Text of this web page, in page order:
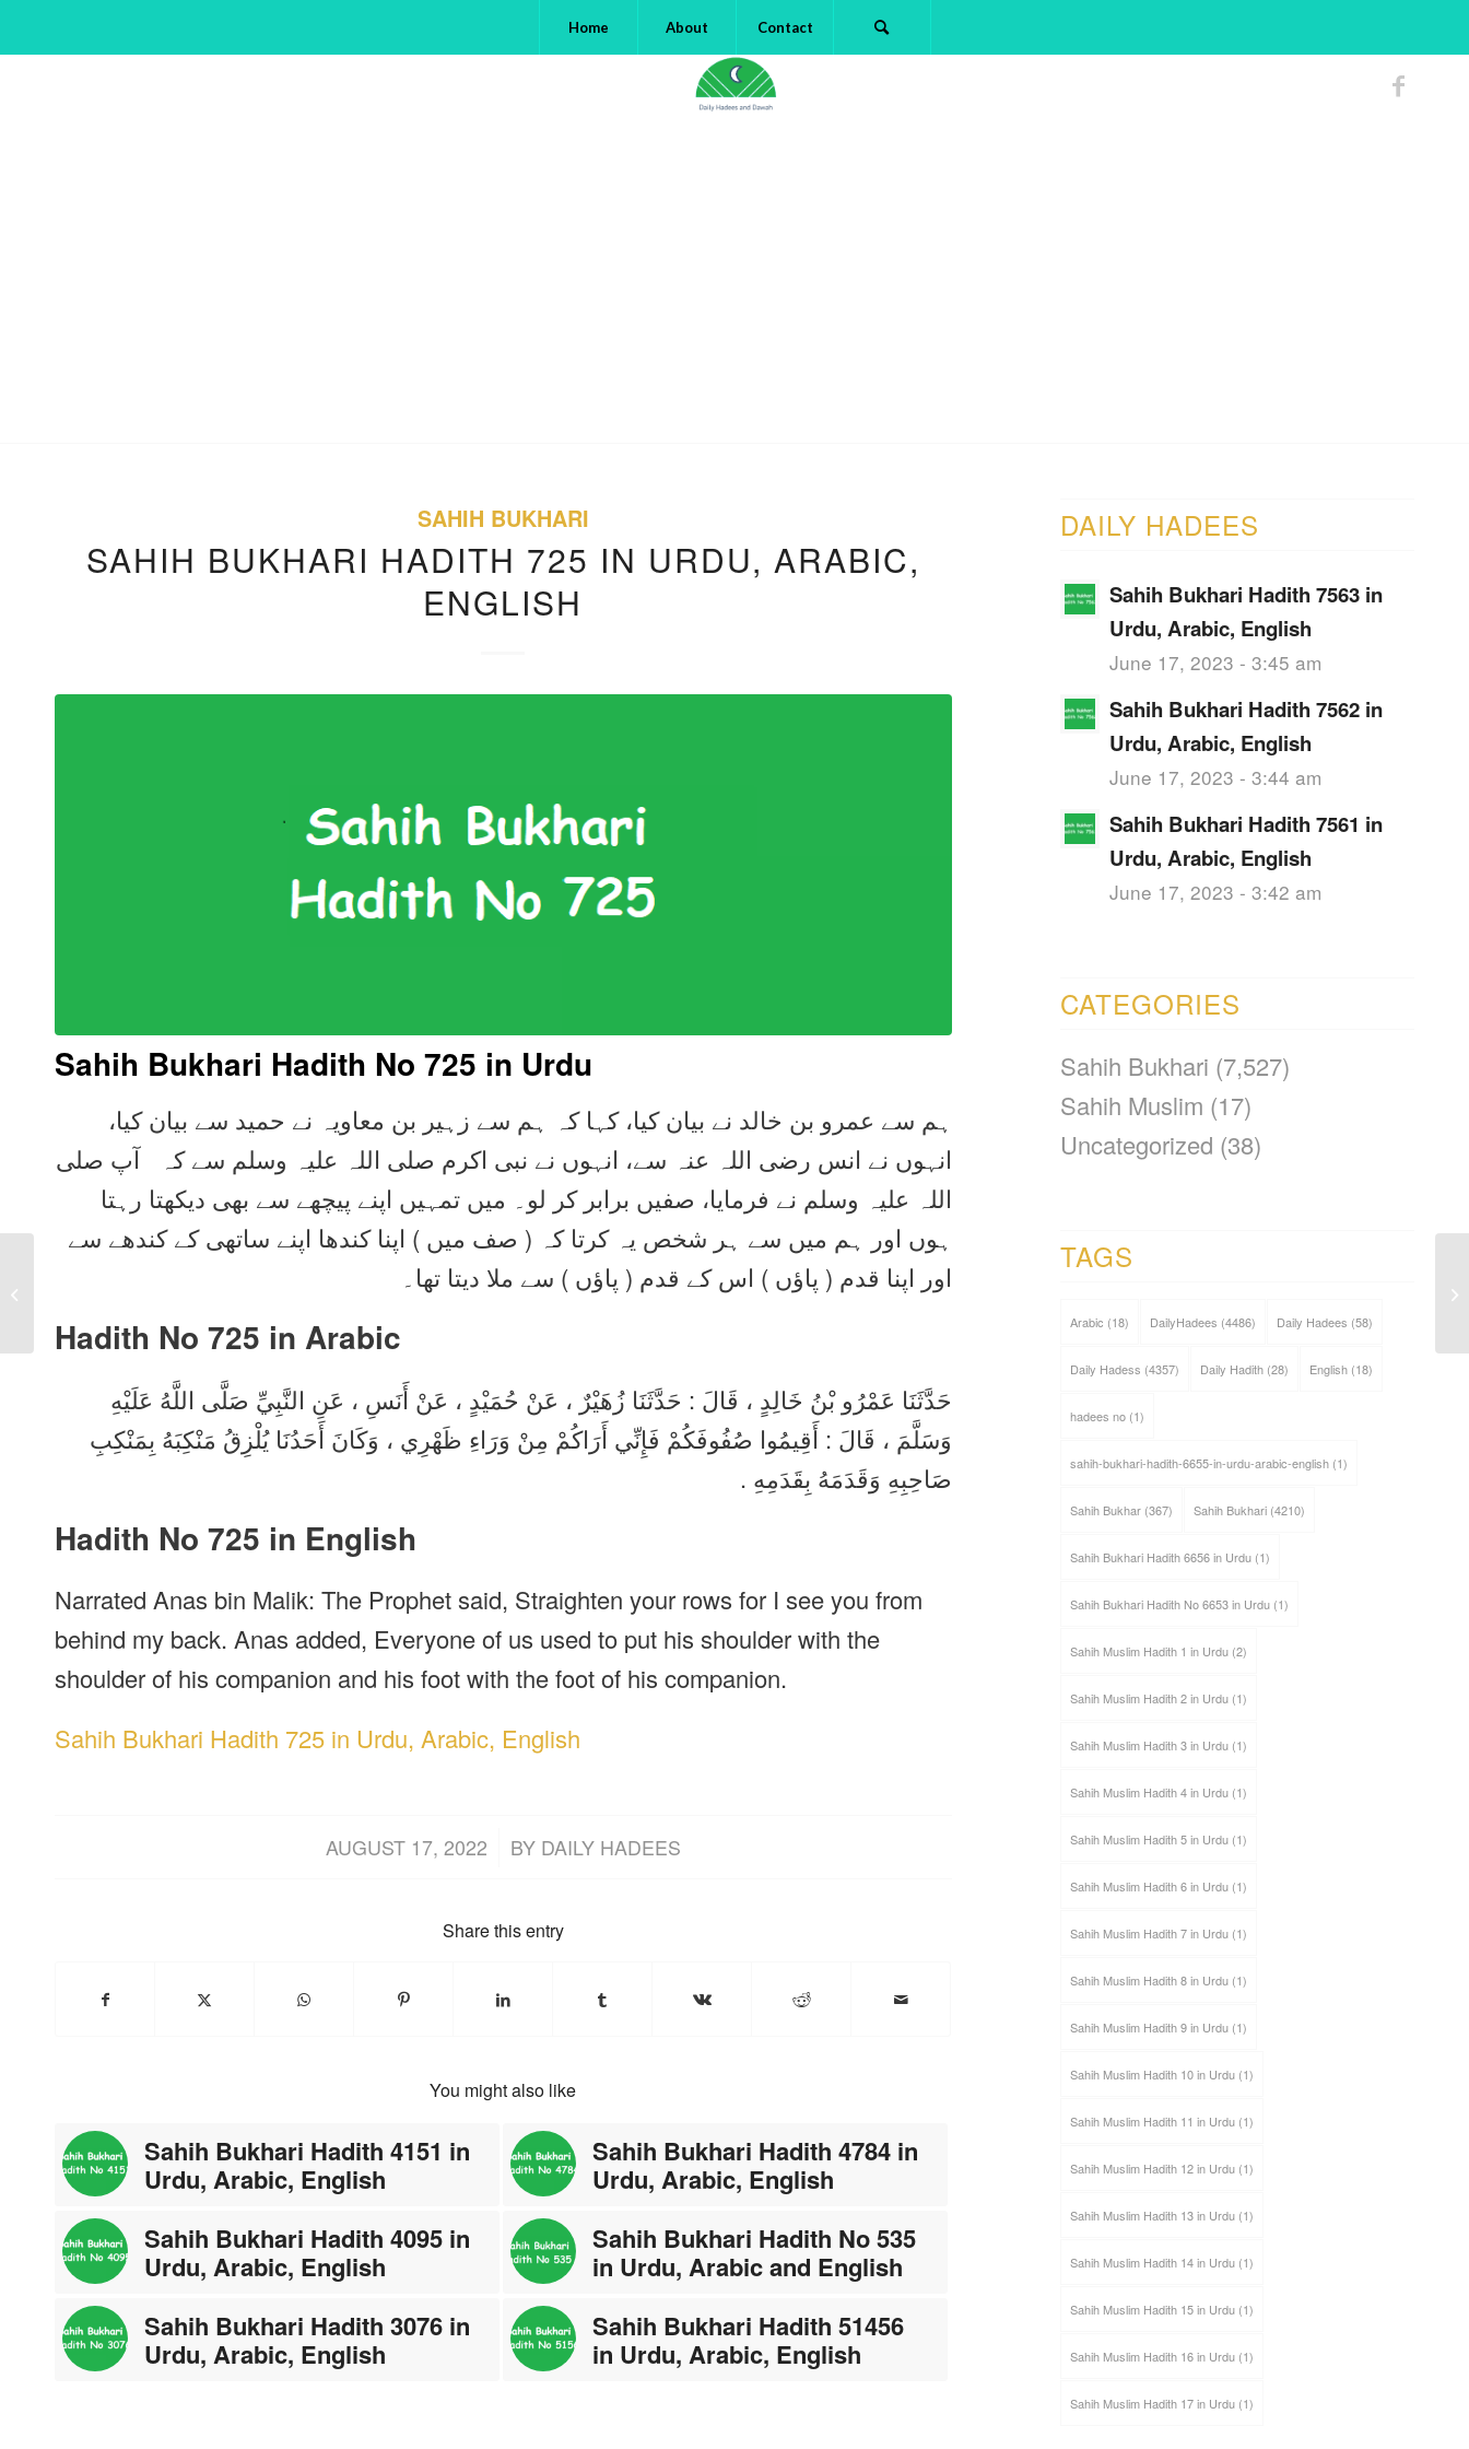
Home About Contact
SAHIH BUKHARI
SAHIH BUKHARI HADITH 725 IN URDU, ARABIC,
ENGLISH
Sahih Bukhari Hadith No 725 in Urdu
ہم سے عمرو بن خالد نے بیان کیا، کہا کہ ہم سے زہیر بن معاویہ نے حمید سے بیان کیا،
انہوں نے انس رضی اللہ عنہ سے، انہوں نے نبی اکرم صلی اللہ علیہ وسلم سے کہ آپ صلی
اللہ علیہ وسلم نے فرمایا، صفیں برابر کر لو۔ میں تمہیں اپنے پیچھے سے بھی دیکھتا رہتا
ہوں اور ہم میں سے ہر شخص یہ کرتا کہ ( صف میں ) اپنا کندھا اپنے ساتھی کے کندھے سے
اور اپنا قدم ( پاؤں ) اس کے قدم ( پاؤں ) سے ملا دیتا تھا۔
Hadith No 725 in Arabic
حَدَّثَنَا عَمْرُو بْنُ خَالِدٍ ، قَالَ : حَدَّثَنَا زُهَيْرٌ ، عَنْ حُمَيْدٍ ، عَنْ أَنَسِ ، عَنِ النَّبِيِّ صَلَّى اللَّهُ عَلَيْهِ
وَسَلَّمَ ، قَالَ : أَقِيمُوا صُفُوفَكُمْ فَإِنِّي أَرَاكُمْ مِنْ وَرَاءِ ظَهْرِي ، وَكَانَ أَحَدُنَا يُلْزِقُ مَنْكِبَهُ بِمَنْكِبِ
صَاحِبِهِ وَقَدَمَهُ بِقَدَمِهِ .
Hadith No 725 in English
Narrated Anas bin Malik: The Prophet said, Straighten your rows for I see you from
behind my back. Anas added, Everyone of us used to put his shoulder with the
shoulder of his companion and his foot with the foot of his companion.
Sahih Bukhari Hadith 725 in Urdu, Arabic, English
AUGUST 17, 2022
/ BY DAILY HADEES
Share this entry
You might also like
Sahih Bukhari Hadith 4151 in
Urdu, Arabic, English
Sahih Bukhari Hadith 4784 in
Urdu, Arabic, English
Sahih Bukhari Hadith 4095 in
Urdu, Arabic, English
Sahih Bukhari Hadith No 535
in Urdu, Arabic and English
Sahih Bukhari Hadith 3076 in
Urdu, Arabic, English
Sahih Bukhari Hadith 51456
in Urdu, Arabic, English
DAILY HADEES
Sahih Bukhari Hadith 7563 in
Urdu, Arabic, English
June 17, 2023 - 3:45 am
Sahih Bukhari Hadith 7562 in
Urdu, Arabic, English
June 17, 2023 - 3:44 am
Sahih Bukhari Hadith 7561 in
Urdu, Arabic, English
June 17, 2023 - 3:42 am
CATEGORIES
Sahih Bukhari (7,527)
Sahih Muslim (17)
Uncategorized (38)
TAGS
Arabic (18) DailyHadees (4486) Daily Hadees (58)
Daily Hadess (4357) Daily Hadith(28) English(18)
hadees no(1)
sahih-bukhari-hadith-6655-in-urdu-arabic-english(1)
Sahih Bukhar(367) Sahih Bukhari(4210)
Sahih Bukhari Hadith 6656 in Urdu(1)
Sahih Bukhari Hadith No 6653 in Urdu(1)
Sahih Muslim Hadith 1 in Urdu(2)
Sahih Muslim Hadith 2 in Urdu(1)
Sahih Muslim Hadith 3 in Urdu(1)
Sahih Muslim Hadith 4 in Urdu(1)
Sahih Muslim Hadith 5 in Urdu(1)
Sahih Muslim Hadith 6 in Urdu(1)
Sahih Muslim Hadith 7 in Urdu(1)
Sahih Muslim Hadith 8 in Urdu(1)
Sahih Muslim Hadith 9 in Urdu(1)
Sahih Muslim Hadith 10 in Urdu(1)
Sahih Muslim Hadith 11 in Urdu(1)
Sahih Muslim Hadith 12 in Urdu(1)
Sahih Muslim Hadith 13 in Urdu(1)
Sahih Muslim Hadith 14 in Urdu(1)
Sahih Muslim Hadith 15 in Urdu(1)
Sahih Muslim Hadith 16 in Urdu(1)
Sahih Muslim Hadith 17 in Urdu(1)